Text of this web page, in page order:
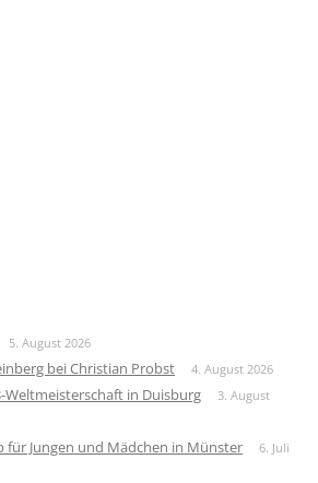
5. August 2026
bei Christian Probst 4. August 2026
Weltmeisterschaft in Duisburg
3. August
für Jungen und Mädchen in Münster
6. Juli